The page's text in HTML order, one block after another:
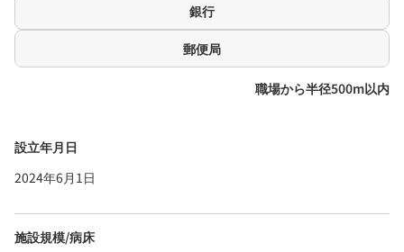
銀行
郵便局
職場から半径500m以内
設立年月日
2024年6月1日
施設規模/病床